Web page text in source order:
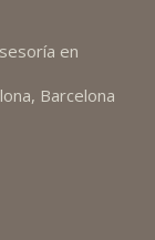
en
Barcelona